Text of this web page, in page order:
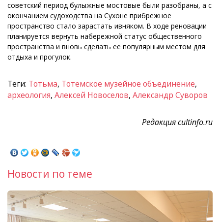
советский период булыжные мостовые были разобраны, а с
окончанием судоходства на Сухоне прибрежное
пространство стало зарастать ивняком. В ходе реновации
планируется вернуть набережной статус общественного
пространства и вновь сделать ее популярным местом для
отдыха и прогулок.
Теги: Тотьма, Тотемское музейное объединение,
археология, Алексей Новоселов, Александр Суворов
Редакция cultinfo.ru
Новости по теме